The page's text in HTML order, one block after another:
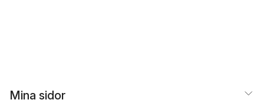
Mina sidor